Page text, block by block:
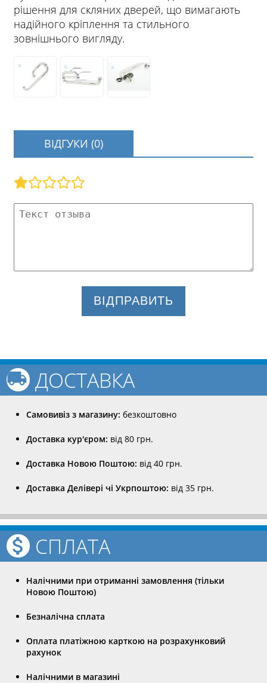
рішення для скляних дверей, що вимагають
надійного кріплення та стильного
зовнішнього вигляду.
ВІДГУКИ (0)
ВІДПРАВИТЬ
ДОСТАВКА
Самовивіз з магазину: безкоштовно
Доставка кур'єром: від 80 грн.
Доставка Новою Поштою: від 40 грн.
Доставка Делівері чі Укрпоштою: від 35 грн.
СПЛАТА
Налічними при отриманні замовлення (тільки
Новою Поштою)
Безналічна сплата
Оплата платіжною карткою на розрахунковий
рахунок
Налічними в магазині